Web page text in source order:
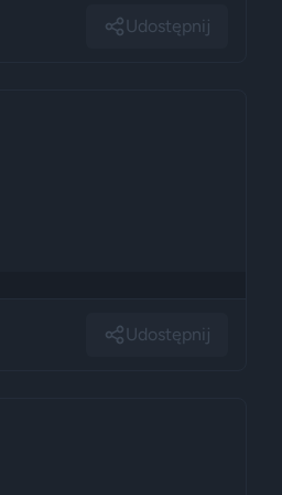
Udostępnij
Udostępnij